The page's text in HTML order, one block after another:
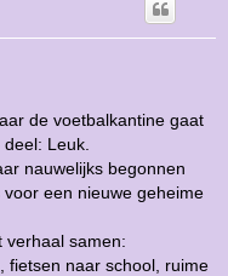
de voetbalkantine gaat
Leuk.
nauwelijks begonnen
een nieuwe geheime
verhaal samen:
fietsen naar school, ruime